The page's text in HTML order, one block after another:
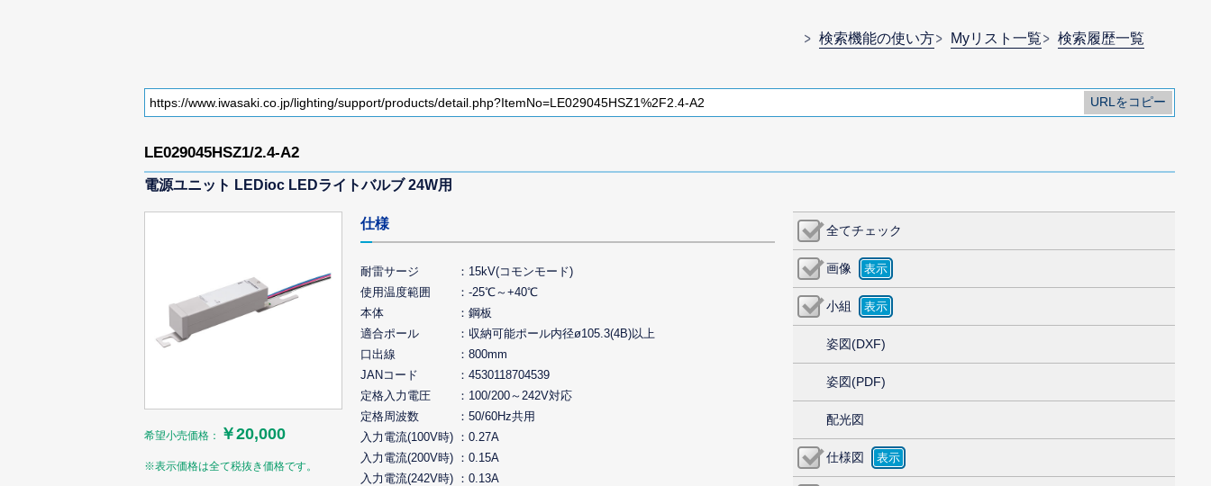
検索機能の使い方 Myリスト一覧 検索履歴一覧
LE029045HSZ1/2.4-A2
電源ユニット LEDioc LEDライトバルブ 24W用
希望小売価格： ￥20,000
※表示価格は全て税抜き価格です。
全てチェック
画像
小組
姿図(DXF)
姿図(PDF)
配光図
仕様図
仕様
耐雷サージ
15kV(コモンモード)
使用温度範囲
-25℃～+40℃
本体
鋼板
適合ポール
収納可能ポール内径ø105.3(4B)以上
口出線
800mm
JANコード
4530118704539
定格入力電圧
100/200～242V対応
定格周波数
50/60Hz共用
入力電流(100V時)
0.27A
入力電流(200V時)
0.15A
入力電流(242V時)
0.13A